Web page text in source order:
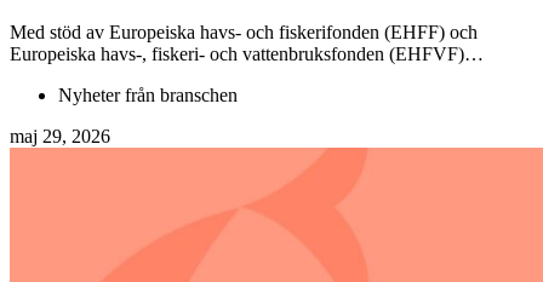
Med stöd av Europeiska havs- och fiskerifonden (EHFF) och
Europeiska havs-, fiskeri- och vattenbruksfonden (EHFVF)…
Nyheter från branschen
maj 29, 2026